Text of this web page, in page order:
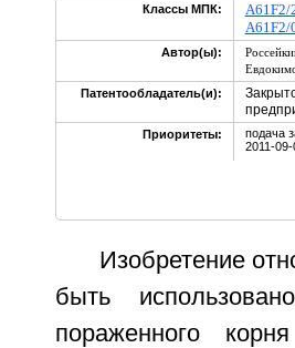
Классы МПК: A61F2/
A61F2/
Автор(ы):
Патентообладатель(и):
Приоритеты:
подача
2011-09-
Изобретение
быть
пораженного